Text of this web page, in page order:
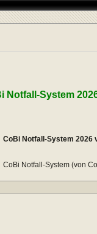
Notfall-System
CoBi Notfall-System 2026
CoBi Notfall-System (von